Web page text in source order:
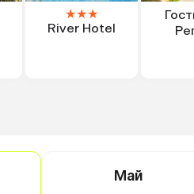
★★★
River Hotel
Май